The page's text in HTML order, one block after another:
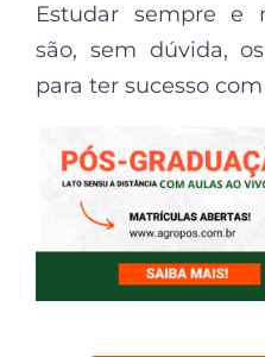
Estudar sempre e
são, sem dúvida,
para ter sucesso